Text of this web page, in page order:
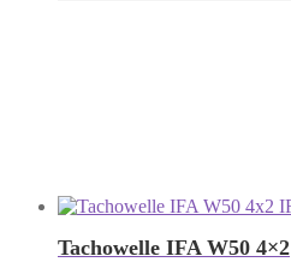
Tachowelle IFA W50 4×2